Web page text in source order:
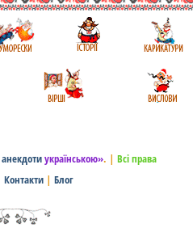
анекдотиукраїнською». | Всі права
Контакти | Блог